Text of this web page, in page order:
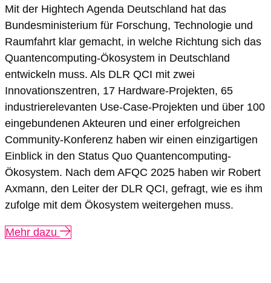
Mit der Hightech Agenda Deutschland hat das
Bundesministerium für Forschung, Technologie und
Raumfahrt klar gemacht, in welche Richtung sich das
Quantencomputing-Ökosystem in Deutschland
entwickeln muss. Als DLR QCI mit zwei
Innovationszentren, 17 Hardware-Projekten, 65
industrierelevanten Use-Case-Projekten und über 100
eingebundenen Akteuren und einer erfolgreichen
Community-Konferenz haben wir einen einzigartigen
Einblick in den Status Quo Quantencomputing-
Ökosystem. Nach dem AFQC 2025 haben wir Robert
Axmann, den Leiter der DLR QCI, gefragt, wie es ihm
zufolge mit dem Ökosystem weitergehen muss.
Mehr dazu